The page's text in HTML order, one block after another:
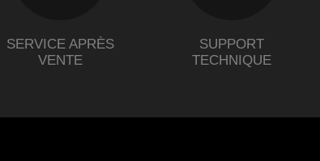
SERVICE APRÈS
VENTE
SUPPORT
TECHNIQUE